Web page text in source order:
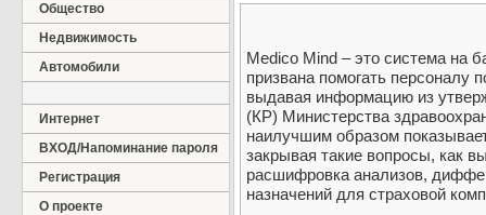
Общество
Недвижимость
Автомобили
Интернет
ВХОД/Напоминание пароля
Регистрация
О проекте
Medico Mind – это система на
призвана помогать персоналу
выдавая информацию из
(КР) Министерства
наилучшим образом
закрывая такие вопросы, как
расшифровка анализов,
назначений для страховой